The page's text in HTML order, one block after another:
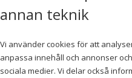
annan teknik
Vi använder cookies för att
anpassa innehåll och annonser
sociala medier. Vi delar också